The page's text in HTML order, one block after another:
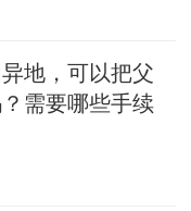
地，可以把父
需要哪些手续